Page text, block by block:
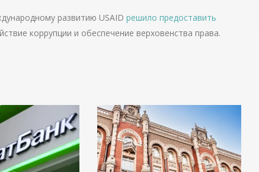
развитию USAID решило предоставить
коррупции и обеспечение верховенства права.